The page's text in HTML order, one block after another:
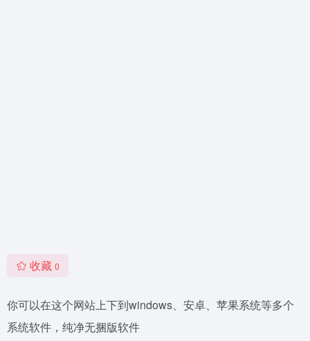
收藏 0
你可以在这个网站上下到windows、安卓、苹果系统等多个
系统软件，纯净无捆版软件